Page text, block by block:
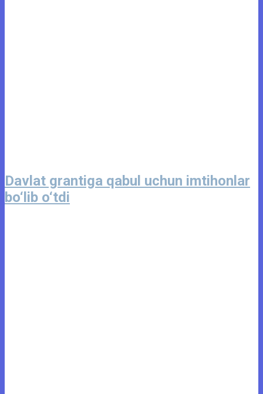
Davlat grantiga qabul uchun imtihonlar
bo‘lib o‘tdi